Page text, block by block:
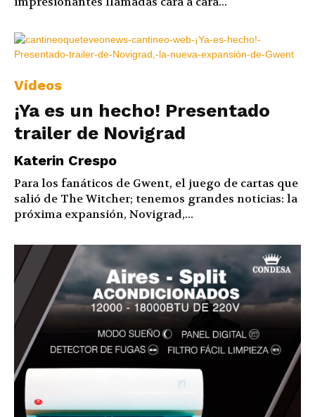
Vídeos
¡Ya es un hecho! Presentado
trailer de Novigrad
Katerin Crespo
Para los fanáticos de Gwent, el juego de cartas que
salió de The Witcher; tenemos grandes noticias: la
próxima expansión, Novigrad,...